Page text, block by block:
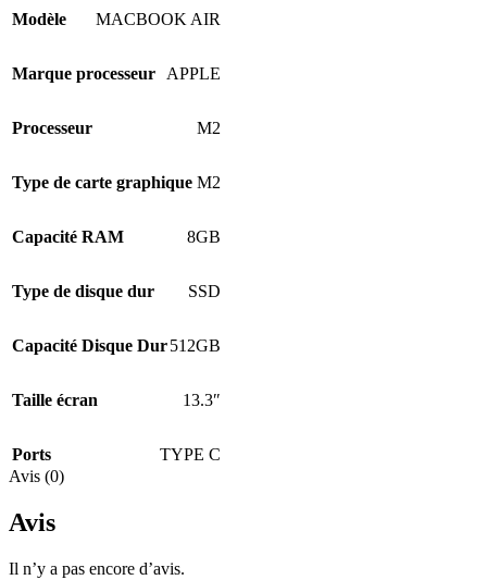
Modèle MACBOOK AIR
Marque processeur APPLE
Processeur M2
Type de carte graphique M2
Capacité RAM 8GB
Type de disque dur SSD
Capacité Disque Dur512GB
Taille écran 13.3″
Ports
TYPE C
Avis (0)
Avis
Il n’y a pas encore d’avis.